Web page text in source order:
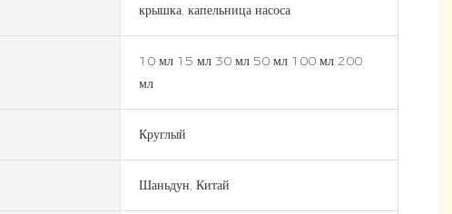
крышка, капельница насоса
10 мл 15 мл 30 мл 50 мл 100 мл 200
мл
Круглый
Шаньдун, Китай